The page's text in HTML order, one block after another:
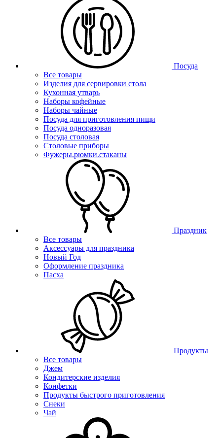
Посуда
Все товары
Изделия для сервировки стола
Кухонная утварь
Наборы кофейные
Наборы чайные
Посуда для приготовления пищи
Посуда одноразовая
Посуда столовая
Столовые приборы
Фужеры.рюмки.стаканы
Праздник
Все товары
Аксессуары для праздника
Новый Год
Оформление праздника
Пасха
Продукты
Все товары
Джем
Кондитерские изделия
Конфетки
Продукты быстрого приготовления
Снеки
Чай